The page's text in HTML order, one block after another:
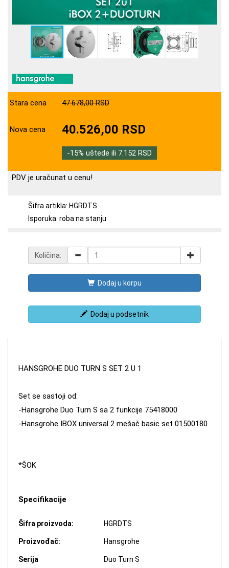
Stara cena 47.678,00 RSD
Nova cena 40.526,00 RSD
-15% uštede ili 7.152 RSD
PDV je uračunat u cenu!
Šifra artikla: HGRDTS
Isporuka: roba na stanju
Količina:
Dodaj u korpu
Dodaj u podsetnik
HANSGROHE DUO TURN S SET 2 U 1
Set se sastoji od:
-Hansgrohe Duo Turn S sa 2 funkcije 75418000
-Hansgrohe IBOX universal 2 mešač basic set 01500180
*ŠOK
Specifikacije
Šifra proizvoda: HGRDTS
Proizvođač: Hansgrohe
Serija Duo Turn S